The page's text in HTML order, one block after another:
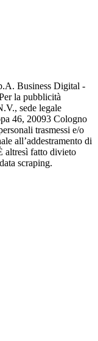
Business Digital -
la pubblicità
sede legale
46, 20093 Cologno
trasmessi e/o
all’addestramento di
altresì fatto divieto
scraping.